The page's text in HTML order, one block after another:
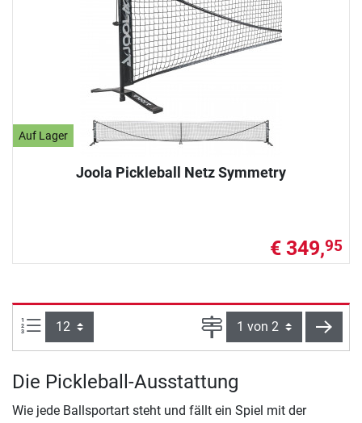
Auf Lager
Joola Pickleball Netz Symmetry
€ 349,95
Artikel pro Seite: Seite
Die Pickleball-Ausstattung
Wie jede Ballsportart steht und fällt ein Spiel mit der